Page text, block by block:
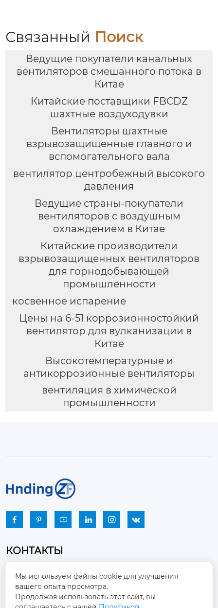
технологии для
промышленных
воздуха
Связанный Поиск
Ведущие покупатели канальных
вентиляторов смешанного потока в
Китае
Китайские поставщики FBCDZ
шахтные воздуходувки
Вентиляторы шахтные
взрывозащищенные главного и
вспомогательного вала
вентилятор центробежный высокого
давления
Ведущие страны-покупатели
вентиляторов с воздушным
охлаждением в Китае
Китайские производители
взрывозащищенных вентиляторов
для горнодобывающей
промышленности
косвенное испарение
Цены на 6-51 коррозионностойкий
вентилятор для вулканизации в
Китае
Высокотемпературные и
антикоррозионные вентиляторы
вентиляция в химической
промышленности
     
КОНТАКТЫ

Промышленный парк, город Наньцзяо,
район Чжоуцунь, город Цзыбо, провинция
Шаньдун
Мы используем файлы cookie для улучшения
вашего опыта просмотра.
Продолжая использовать этот сайт, вы